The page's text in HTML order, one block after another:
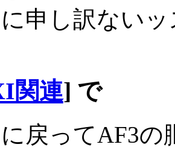
申し訳ない
関連] で
戻ってAF3